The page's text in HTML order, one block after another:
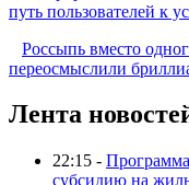
путь пользователей к
Россыпь вместо
переосмыслили
Лента
22:15 -
субсидию на